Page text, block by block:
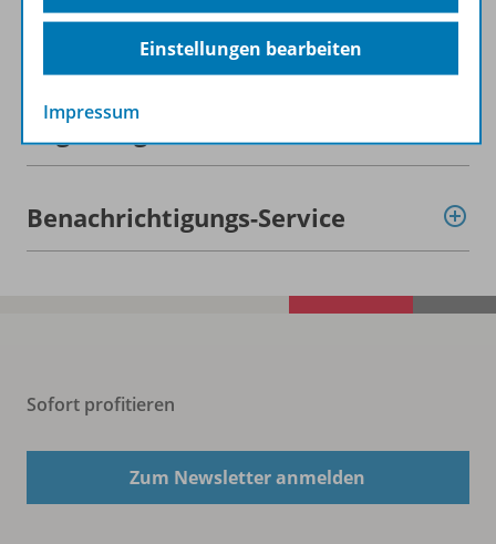
Beschreibung
Zugehörige Produkte
Benachrichtigungs-Service
Sofort profitieren
Zum Newsletter anmelden
Einstellungen bearbeiten
Impressum